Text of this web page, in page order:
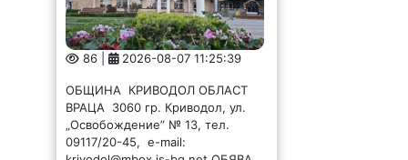
86 | 2026-08-07 11:25:39
ОБЩИНА КРИВОДОЛ ОБЛАСТ
ВРАЦА 3060 гр. Криводол, ул.
„Освобождение” № 13, тел.
09117/20-45, e-mail: